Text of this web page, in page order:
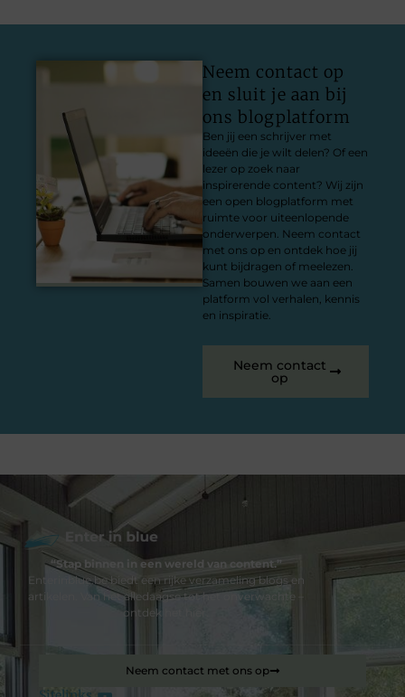
Neem contact op
en sluit je aan bij
ons blogplatform
Ben jij een schrijver met
ideeën die je wilt delen? Of een
lezer op zoek naar
inspirerende content? Wij zijn
een open blogplatform met
ruimte voor uiteenlopende
onderwerpen. Neem contact
met ons op en ontdek hoe jij
kunt bijdragen of meelezen.
Samen bouwen we aan een
platform vol verhalen, kennis
en inspiratie.
Neem contact
op
“Stap binnen in een wereld van content.”
Enterinblue.be biedt een rijke verzameling blogs en
artikelen. Van het alledaagse tot het onverwachte –
ontdek het hier.
Neem contact met ons op